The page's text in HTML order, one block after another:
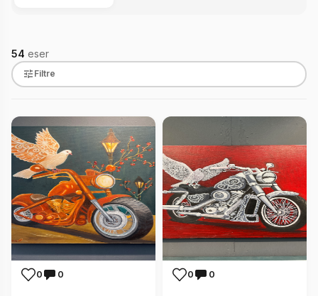
54 eser
Filtre
0 0 0 0